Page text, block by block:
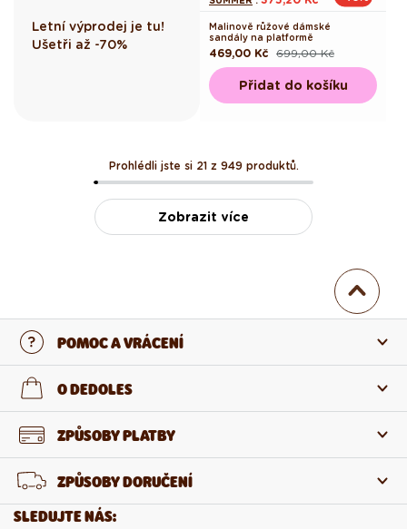
Letní výprodej je tu!
Ušetři až -70%
Malinově růžové dámské
sandály na platformě
Běžná
cena
699,00 Kč
Výprodejová
cena
469,00 Kč
Přidat do košíku
Prohlédli jste si 21 z 949 produktů.
Zobrazit více
POMOC A VRÁCENÍ
Kontaktujte nás
Vrácení a reklamace
Odstoupení od smlouvy
O DEDOLES
O nás
Velkoobchod
ZPŮSOBY PLATBY
ZPŮSOBY DORUČENÍ
SLEDUJTE NÁS: